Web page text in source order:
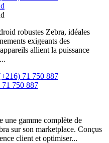
robustes Zebra, idéales
exigeants des
allient la puissance
71 750 887
71 750 887
une gamme complète de
sur son marketplace. Conçus
client et optimiser...